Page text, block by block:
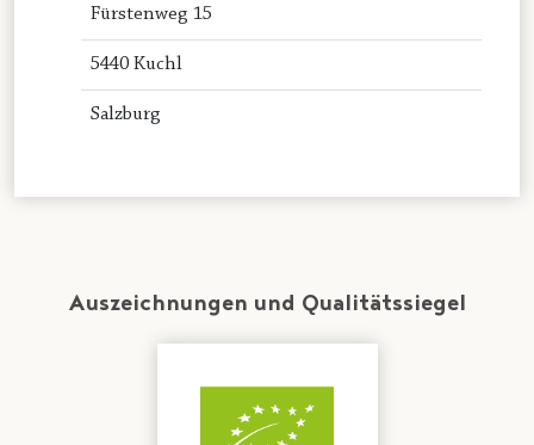
Fürstenweg 15
5440 Kuchl
Salzburg
Auszeichnungen und Qualitätssiegel